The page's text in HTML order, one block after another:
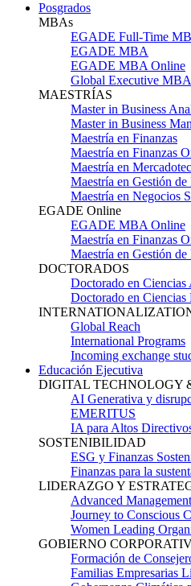
Posgrados
MBAs
EGADE Full-Time
EGADE MBA
EGADE MBA Online
Global Executive MBA
MAESTRÍAS
Master in Business
Master in Business
Maestría en Finanzas
Maestría en Finanzas
Maestría en
Maestría en Gestión
Maestría en Negocios
EGADE Online
EGADE MBA Online
Maestría en Finanzas
Maestría en Gestión
DOCTORADOS
Doctorado en Ciencias
Doctorado en Ciencias
Global Reach
International Programs
Incoming exchange
Educación Ejecutiva
DIGITAL TECHNOLOGY
AI Generativa y
EMERITUS
IA para Altos
SOSTENIBILIDAD
ESG y Finanzas
Finanzas para la
LIDERAZGO Y
Advanced
Journey to Conscious
Women Leading
GOBIERNO
Formación de
Familias Empresarias